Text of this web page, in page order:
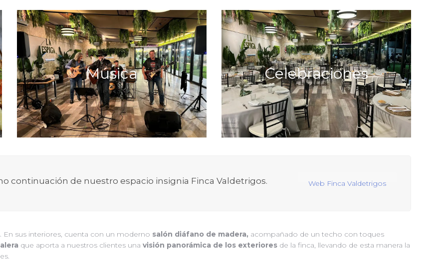
Música
Música
Contamos con
música en directo
para todos
los gustos,
para amenizar la velada o para
bailar y saltar
.
Reserva las fechas en tu calendario y
llámanos
para reservar tu mesa
.
Celebraciones
Celebraciones
La Espiga es el lugar idóneo para cualquier
celebración, su
cercanía a la capital, su
entorno, decoración cuidada y un equipo
que ofrece una atención personalizada
,
harán de vuestro evento todo un éxito.
continuación de nuestro espacio insignia Finca Valdetrigos. Web Finca Valdetrigos
sus interiores, cuenta con un moderno salón diáfano de madera, acompañado de un techo con toques
que aporta a nuestros clientes una visión panorámica de los exteriores de la finca, llevando de esta manera la